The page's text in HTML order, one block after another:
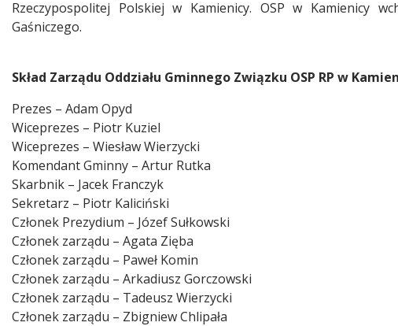
Rzeczypospolitej Polskiej w Kamienicy. OSP w Kamienicy
Gaśniczego.
Skład Zarządu Oddziału Gminnego Związku OSP RP w
Prezes – Adam Opyd
Wiceprezes – Piotr Kuziel
Wiceprezes – Wiesław Wierzycki
Komendant Gminny – Artur Rutka
Skarbnik – Jacek Franczyk
Sekretarz – Piotr Kaliciński
Członek Prezydium – Józef Sułkowski
Członek zarządu – Agata Zięba
Członek zarządu – Paweł Komin
Członek zarządu – Arkadiusz Gorczowski
Członek zarządu – Tadeusz Wierzycki
Członek zarządu – Zbigniew Chlipała